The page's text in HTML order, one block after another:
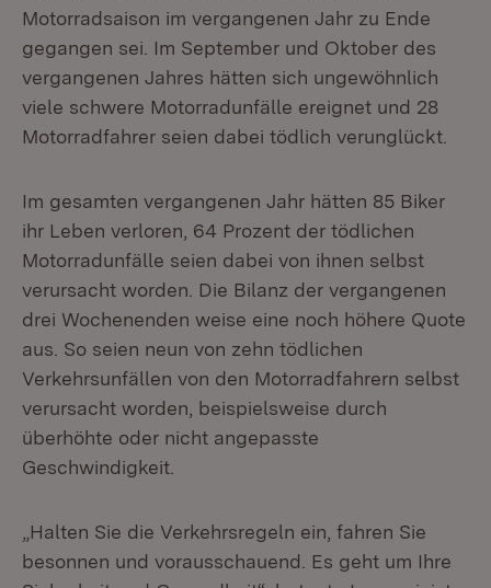
Motorradsaison im vergangenen Jahr zu Ende
gegangen sei. Im September und Oktober des
vergangenen Jahres hätten sich ungewöhnlich
viele schwere Motorradunfälle ereignet und 28
Motorradfahrer seien dabei tödlich verunglückt.
Im gesamten vergangenen Jahr hätten 85 Biker
ihr Leben verloren, 64 Prozent der tödlichen
Motorradunfälle seien dabei von ihnen selbst
verursacht worden. Die Bilanz der vergangenen
drei Wochenenden weise eine noch höhere Quote
aus. So seien neun von zehn tödlichen
Verkehrsunfällen von den Motorradfahrern selbst
verursacht worden, beispielsweise durch
überhöhte oder nicht angepasste
Geschwindigkeit.
„Halten Sie die Verkehrsregeln ein, fahren Sie
besonnen und vorausschauend. Es geht um Ihre